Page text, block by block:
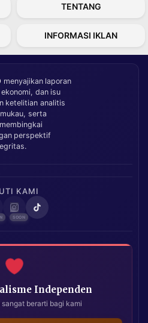
TENTANG
INFORMASI IKLAN
menyajikan laporan
dan isu
ketelitian analitis
serta
perspektif
KAMI
Independen
berarti bagi kami